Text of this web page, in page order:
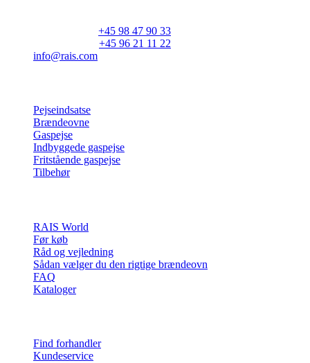
+45 98 47 90 33
+45 96 21 11 22
info@rais.com
Pejseindsatse
Brændeovne
Gaspejse
Indbyggede gaspejse
Fritstående gaspejse
Tilbehør
RAIS World
Før køb
Råd og vejledning
Sådan vælger du den rigtige brændeovn
FAQ
Kataloger
Find forhandler
Kundeservice